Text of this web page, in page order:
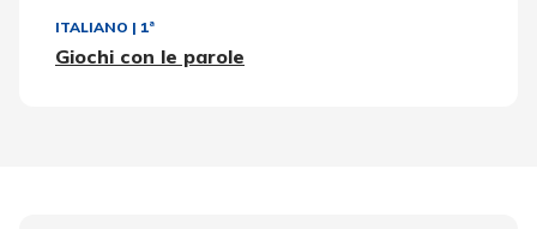
ITALIANO | 1ª
Giochi con le parole